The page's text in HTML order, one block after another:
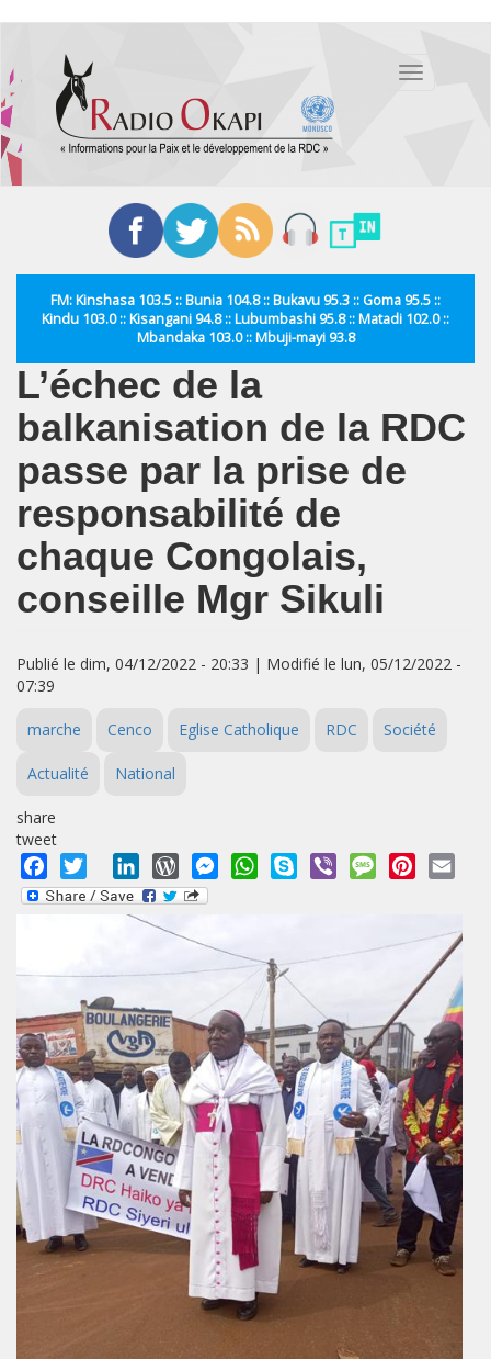
contenu
principal
Toggle
FM: Kinshasa 103.5 :: Bunia 104.8 :: Bukavu 95.3 :: Goma 95.5 ::
Kindu 103.0 :: Kisangani 94.8 :: Lubumbashi 95.8 :: Matadi 102.0 ::
Mbandaka 103.0 :: Mbuji-mayi 93.8
L’échec de la
balkanisation de la RDC
passe par la prise de
responsabilité de
chaque Congolais,
conseille Mgr Sikuli
Publié le dim, 04/12/2022 - 20:33 | Modifié le lun, 05/12/2022 -
07:39
marche Cenco Eglise Catholique RDC Société
Actualité National
share
tweet
Facebook
Twitter LinkedInWordPressMessengerWhatsApp
Skype Viber MessagePinterest